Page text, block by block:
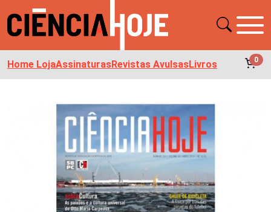
Home LojaAssinaturasRevistas AvulsasLivros 0